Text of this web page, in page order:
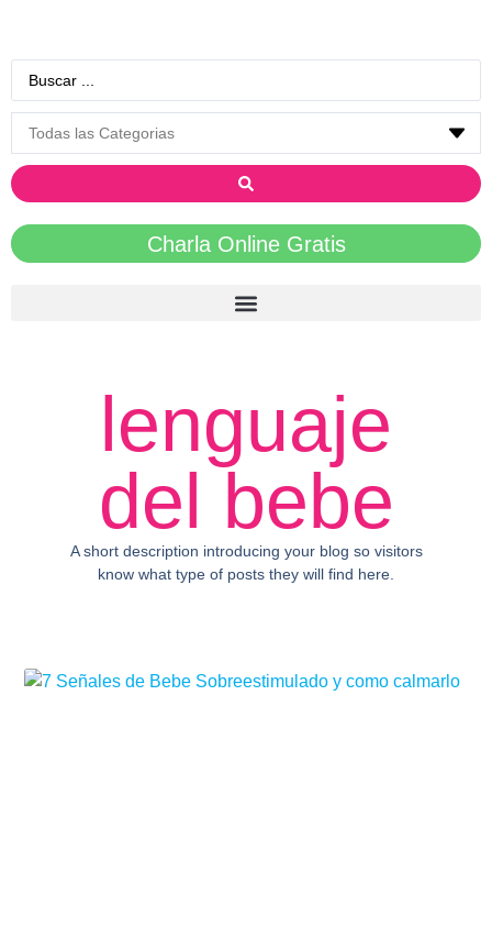
Charla Online Gratis
lenguaje
del bebe
A short description introducing your blog so visitors
know what type of posts they will find here.